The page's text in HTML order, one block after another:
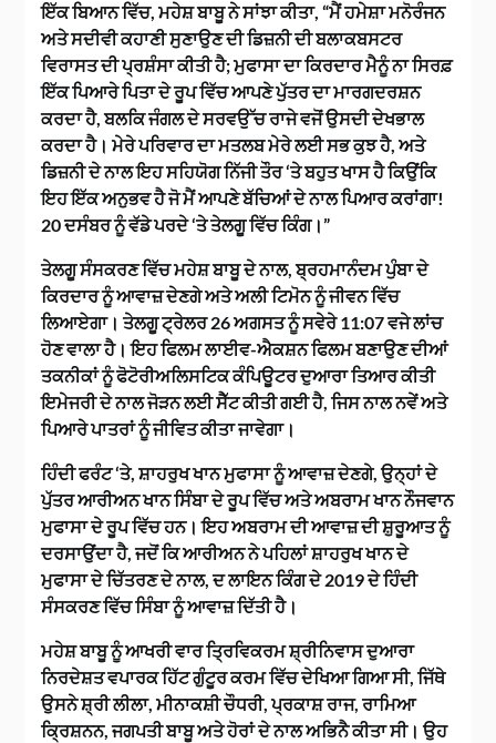
ਇੱਕ ਬਿਆਨ ਵਿੱਚ, ਮਹੇਸ਼ ਬਾਬੂ ਨੇ ਸਾਂਝਾ ਕੀਤਾ, “ਮੈਂ ਹਮੇਸ਼ਾ ਮਨੋਰੰਜਨ
ਅਤੇ ਸਦੀਵੀ ਕਹਾਣੀ ਸੁਣਾਉਣ ਦੀ ਡਿਜ਼ਨੀ ਦੀ ਬਲਾਕਬਸਟਰ
ਵਿਰਾਸਤ ਦੀ ਪ੍ਰਸ਼ੰਸਾ ਕੀਤੀ ਹੈ; ਮੁਫਾਸਾ ਦਾ ਕਿਰਦਾਰ ਮੈਨੂੰ ਨਾ ਸਿਰਫ਼
ਇੱਕ ਪਿਆਰੇ ਪਿਤਾ ਦੇ ਰੂਪ ਵਿੱਚ ਆਪਣੇ ਪੁੱਤਰ ਦਾ ਮਾਰਗਦਰਸ਼ਨ
ਕਰਦਾ ਹੈ, ਬਲਕਿ ਜੰਗਲ ਦੇ ਸਰਵਉੱਚ ਰਾਜੇ ਵਜੋਂ ਉਸਦੀ ਦੇਖਭਾਲ
ਕਰਦਾ ਹੈ। ਮੇਰੇ ਪਰਿਵਾਰ ਦਾ ਮਤਲਬ ਮੇਰੇ ਲਈ ਸਭ ਕੁਝ ਹੈ, ਅਤੇ
ਡਿਜ਼ਨੀ ਦੇ ਨਾਲ ਇਹ ਸਹਿਯੋਗ ਨਿੱਜੀ ਤੌਰ ‘ਤੇ ਬਹੁਤ ਖਾਸ ਹੈ ਕਿਉਂਕਿ
ਇਹ ਇੱਕ ਅਨੁਭਵ ਹੈ ਜੋ ਮੈਂ ਆਪਣੇ ਬੱਚਿਆਂ ਦੇ ਨਾਲ ਪਿਆਰ ਕਰਾਂਗਾ!
20 ਦਸੰਬਰ ਨੂੰ ਵੱਡੇ ਪਰਦੇ ‘ਤੇ ਤੇਲਗੂ ਵਿੱਚ ਕਿੰਗ।”
ਤੇਲਗੂ ਸੰਸਕਰਣ ਵਿੱਚ ਮਹੇਸ਼ ਬਾਬੂ ਦੇ ਨਾਲ, ਬ੍ਰਹਮਾਨੰਦਮ ਪੁੰਬਾ ਦੇ
ਕਿਰਦਾਰ ਨੂੰ ਆਵਾਜ਼ ਦੇਣਗੇ ਅਤੇ ਅਲੀ ਟਿਮੋਨ ਨੂੰ ਜੀਵਨ ਵਿੱਚ
ਲਿਆਏਗਾ। ਤੇਲਗੂ ਟ੍ਰੇਲਰ 26 ਅਗਸਤ ਨੂੰ ਸਵੇਰੇ 11:07 ਵਜੇ ਲਾਂਚ
ਹੋਣ ਵਾਲਾ ਹੈ। ਇਹ ਫਿਲਮ ਲਾਈਵ-ਐਕਸ਼ਨ ਫਿਲਮ ਬਣਾਉਣ ਦੀਆਂ
ਤਕਨੀਕਾਂ ਨੂੰ ਫੋਟੋਰੀਅਲਿਸਟਿਕ ਕੰਪਿਊਟਰ ਦੁਆਰਾ ਤਿਆਰ ਕੀਤੀ
ਇਮੇਜਰੀ ਦੇ ਨਾਲ ਜੋੜਨ ਲਈ ਸੈੱਟ ਕੀਤੀ ਗਈ ਹੈ, ਜਿਸ ਨਾਲ ਨਵੇਂ ਅਤੇ
ਪਿਆਰੇ ਪਾਤਰਾਂ ਨੂੰ ਜੀਵਿਤ ਕੀਤਾ ਜਾਵੇਗਾ।
ਹਿੰਦੀ ਫਰੰਟ ‘ਤੇ, ਸ਼ਾਹਰੁਖ ਖਾਨ ਮੁਫਾਸਾ ਨੂੰ ਆਵਾਜ਼ ਦੇਣਗੇ, ਉਨ੍ਹਾਂ ਦੇ
ਪੁੱਤਰ ਆਰੀਅਨ ਖਾਨ ਸਿੰਬਾ ਦੇ ਰੂਪ ਵਿੱਚ ਅਤੇ ਅਬਰਾਮ ਖਾਨ ਨੌਜਵਾਨ
ਮੁਫਾਸਾ ਦੇ ਰੂਪ ਵਿੱਚ ਹਨ। ਇਹ ਅਬਰਾਮ ਦੀ ਆਵਾਜ਼ ਦੀ ਸ਼ੁਰੂਆਤ ਨੂੰ
ਦਰਸਾਉਂਦਾ ਹੈ, ਜਦੋਂ ਕਿ ਆਰੀਅਨ ਨੇ ਪਹਿਲਾਂ ਸ਼ਾਹਰੁਖ ਖਾਨ ਦੇ
ਮੁਫਾਸਾ ਦੇ ਚਿੱਤਰਣ ਦੇ ਨਾਲ, ਦ ਲਾਇਨ ਕਿੰਗ ਦੇ 2019 ਦੇ ਹਿੰਦੀ
ਸੰਸਕਰਣ ਵਿੱਚ ਸਿੰਬਾ ਨੂੰ ਆਵਾਜ਼ ਦਿੱਤੀ ਹੈ।
ਮਹੇਸ਼ ਬਾਬੂ ਨੂੰ ਆਖਰੀ ਵਾਰ ਤ੍ਰਿਵਿਕਰਮ ਸ਼੍ਰੀਨਿਵਾਸ ਦੁਆਰਾ
ਨਿਰਦੇਸ਼ਤ ਵਪਾਰਕ ਹਿੱਟ ਗੁੰਟੂਰ ਕਰਮ ਵਿੱਚ ਦੇਖਿਆ ਗਿਆ ਸੀ, ਜਿੱਥੇ
ਉਸਨੇ ਸ਼੍ਰੀ ਲੀਲਾ, ਮੀਨਾਕਸ਼ੀ ਚੌਧਰੀ, ਪ੍ਰਕਾਸ਼ ਰਾਜ, ਰਾਮਿਆ
ਕ੍ਰਿਸ਼ਨਨ, ਜਗਪਤੀ ਬਾਬੂ ਅਤੇ ਹੋਰਾਂ ਦੇ ਨਾਲ ਅਭਿਨੈ ਕੀਤਾ ਸੀ। ਉਹ